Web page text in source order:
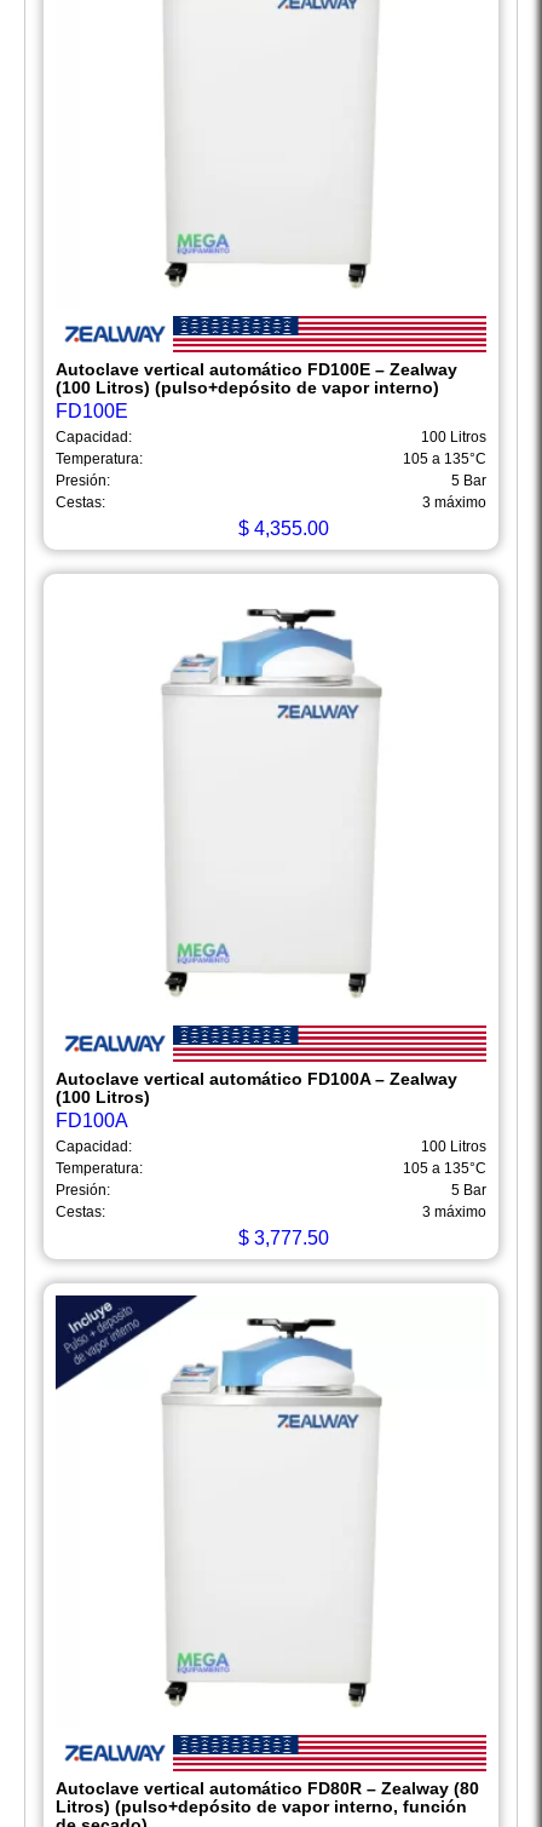
Autoclave vertical automático FD100E – Zealway
(100 Litros) (pulso+depósito de vapor interno)
FD100E
Capacidad:
100 Litros
Temperatura:
105 a 135°C
Presión:
5 Bar
Cestas:
3 máximo
$4,355.00
Autoclave vertical automático FD100A – Zealway
(100 Litros)
FD100A
Capacidad:
100 Litros
Temperatura:
105 a 135°C
Presión:
5 Bar
Cestas:
3 máximo
$3,777.50
Autoclave vertical automático FD80R – Zealway (80
Litros) (pulso+depósito de vapor interno, función